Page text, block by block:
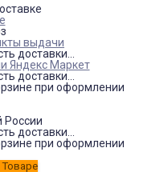
выдачи
доставки...
Яндекс Маркет
доставки...
при оформлении
России
доставки...
при оформлении